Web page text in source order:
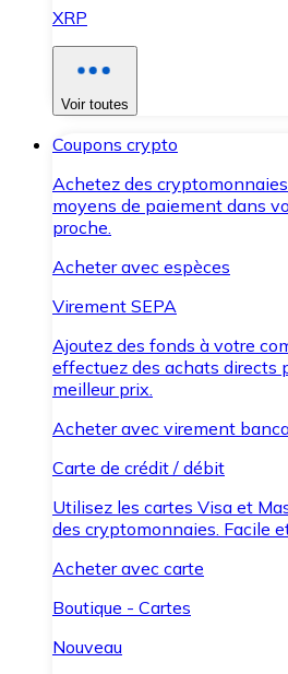
XRP
Voir toutes
Coupons crypto
Achetez des
moyens de paiement dans
proche.
Acheter avec espèces
Virement SEPA
Ajoutez des fonds à votre
effectuez des achats directs
meilleur prix.
Acheter avec virement
Carte de crédit / débit
Utilisez les cartes Visa et
des cryptomonnaies. Facile
Acheter avec carte
Boutique - Cartes
Nouveau